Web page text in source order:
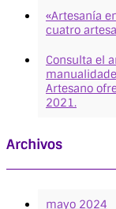
«Artesanía
cuatro
Consulta el
Artesano
2021.
Archivos
mayo 2024